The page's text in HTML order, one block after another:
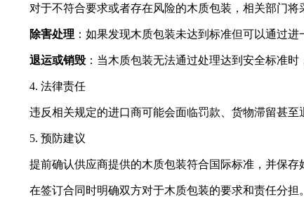
对于不符合要求或者存在风险的木质包装，相关部门将
除害处理 ：如果发现木质包装未达到标准但可以通过
退运或销毁 ：当木质包装无法通过处理达到安全标准
4. 法律责任
违反相关规定的进口商可能会面临罚款、货物滞留甚至
5. 预防建议
提前确认供应商提供的木质包装符合国际标准，并保存
在签订合同时明确双方对于木质包装的要求和责任分担。